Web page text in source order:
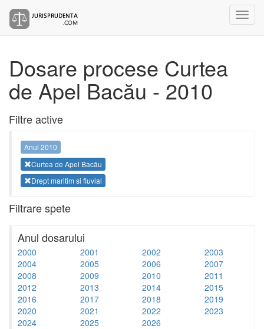
Dosare procese Curtea
de Apel Bacău - 2010
Filtre active
Anul 2010
Curtea de Apel Bacău
Drept maritim si fluvial
Filtrare spete
Anul dosarului
2000 2001 2002
2003
2004
2005 2006
2007
2008
2009 2010
2011
2012
2013 2014
2015
2016
2017 2018
2019
2020
2021 2022
2023
2024
2025 2026